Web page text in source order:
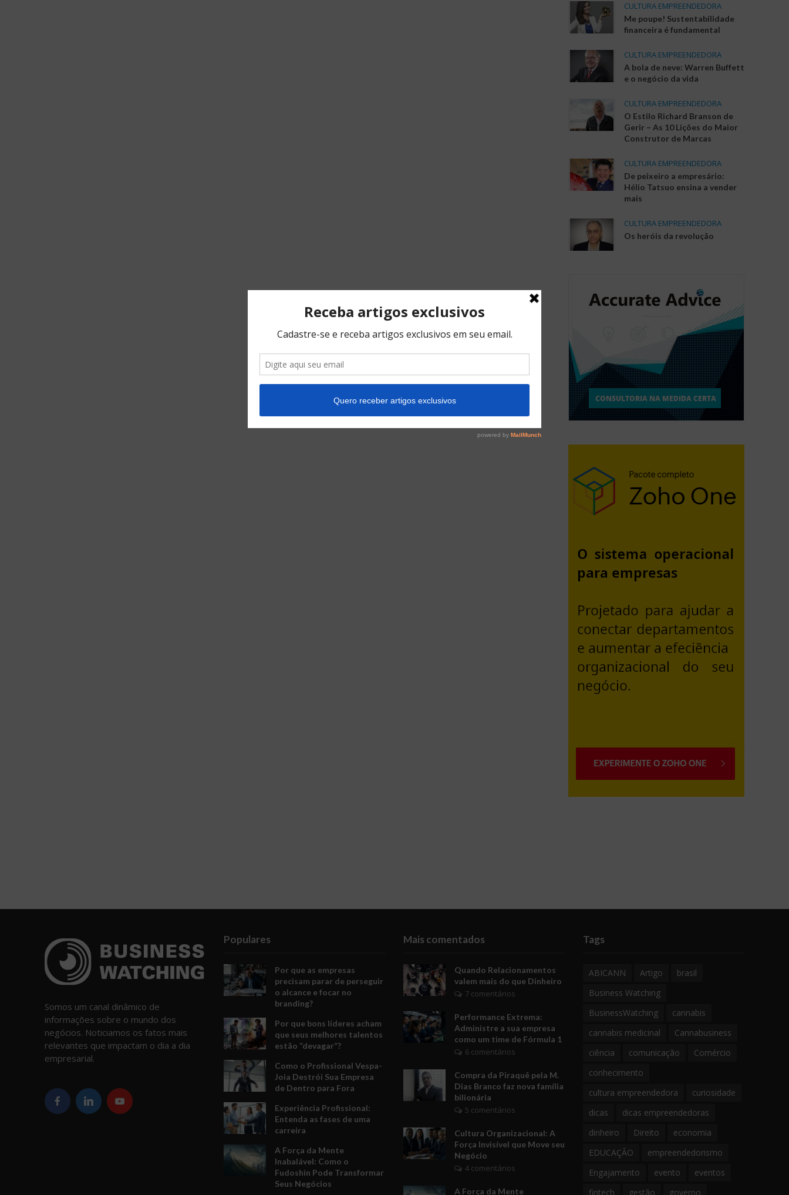
CULTURA EMPREENDEDORA
Me poupe! Sustentabilidade
financeira é fundamental
CULTURA EMPREENDEDORA
A bola de neve: Warren Buffett
e o negócio da vida
CULTURA EMPREENDEDORA
O Estilo Richard Branson de
Gerir – As 10 Lições do Maior
Construtor de Marcas
CULTURA EMPREENDEDORA
De peixeiro a empresário:
Hélio Tatsuo ensina a vender
mais
CULTURA EMPREENDEDORA
Os heróis da revolução
Somos um canal dinâmico de
informações sobre o mundo dos
negócios. Noticiamos os fatos mais
relevantes que impactam o dia a dia
empresarial.
Populares
Por que as empresas
precisam parar de perseguir
o alcance e focar no
branding?
Por que bons líderes acham
que seus melhores talentos
estão “devagar”?
Como o Profissional Vespa-
Joia Destrói Sua Empresa
de Dentro para Fora
Experiência Profissional:
Entenda as fases de uma
carreira
A Força da Mente
Inabalável: Como o
Fudoshin Pode Transformar
Seus Negócios
Mais comentados
Quando Relacionamentos
valem mais do que Dinheiro
7 comentários
Performance Extrema:
Administre a sua empresa
como um time de Fórmula 1
6 comentários
Compra da Piraquê pela M.
Dias Branco faz nova família
bilionária
5 comentários
Cultura Organizacional: A
Força Invisível que Move seu
Negócio
4 comentários
A Força da Mente
Tags
ABICANN Artigo
brasil
Business Watching
BusinessWatching
cannabis
cannabis medicinal
Cannabusiness
ciência
comunicação
Comércio
conhecimento
cultura empreendedora
curiosidade
dicas
dicas empreendedoras
dinheiro
Direito
economia
EDUCAÇÃO
empreendedorismo
Engajamento
evento
eventos
fintech
gestão governo